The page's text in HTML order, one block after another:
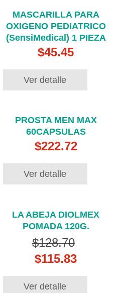
MASCARILLA PARA
OXIGENO PEDIATRICO
(SensiMedical) 1 PIEZA
$45.45
Ver detalle
PROSTA MEN MAX
60CAPSULAS
$222.72
Ver detalle
LA ABEJA DIOLMEX
POMADA 120G.
$128.70
$115.83
Ver detalle